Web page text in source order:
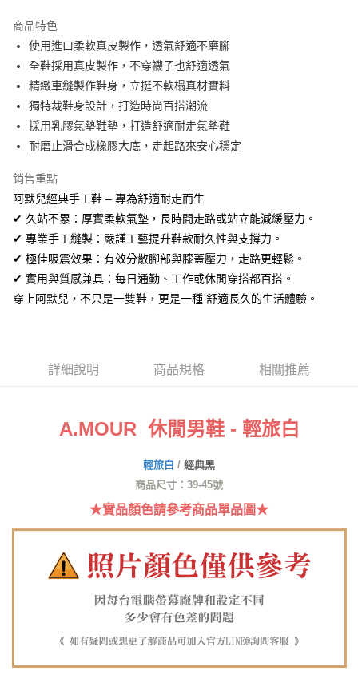
合作金庫商業銀行
華南商業銀行
彰化商業銀行
上海商業儲蓄銀行
台北富邦商業銀行
國泰世華商業銀行
兆豐國際商業銀行
臺灣中小企業銀行
台中商業銀行
匯豐（台灣）商業銀行
華泰商業銀行
聯邦商業銀行
遠東國際商業銀行
元大商業銀行
永豐商業銀行
台新國際商業銀行
台灣樂天信用卡公司
超商取貨付款
LINE Pay
Apple Pay
街口支付
Google Pay
全盈+PAY
AFTEE先享後付
相關說明
【關於「AFTEE先享後付」】
AFTEE先享後付是「在收到商品之後才付款」的支付方式。 讓您購物簡單
２．訂單成立數日內，您將收到繳費通知簡訊。
ATM／網路銀行／等多元方式進行付款，方視為交易完成。
※ 請注意：結帳手續完成當下不需立刻繳費，但若您需要取消訂單，請聯絡
購買商品的店家。未經商家同意取消之訂單仍視為有效，需透過AFTEE先享
※ 交易是否成功請以「AFTEE先享後付 」之結帳頁面顯示為準，若有關於
是否繳費成功／繳費後需取消欲退款等相關疑問，請聯繫「AFTEE先享後付
【注意事項】
易，需依本服務之必要範圍內提供個人資料，並將交易相關給付款項請求債
權轉讓予恩沛科技股份有限公司。
https://aftee.tw/terms/#terms3
ATM付款
全家取貨付款
每筆NT$60，滿NT$1,380(含以上)免運費
每筆NT$60，滿NT$1,380(含以上)免運費
每筆NT$125，滿NT$1,380(含以上)免運費
海外宅配（貨到付運費） 查看運費
商品特色
使用進口柔軟真皮製作，透氣舒適不磨腳
全鞋採用真皮製作，不穿襪子也舒適透氣
精緻車縫製作鞋身，立挺不軟榻真材實料
獨特裁鞋身設計，打造時尚百搭潮流
採用乳膠氣墊鞋墊，打造舒適耐走氣墊鞋
耐磨止滑合成橡膠大底，走起路來安心穩定
銷售重點
阿默兒經典手工鞋 – 專為舒適耐走而生
✔ 久站不累：厚實柔軟氣墊，長時間走路或站立能減緩壓力。
✔ 專業手工縫製：嚴謹工藝提升鞋款耐久性與支撐力。
✔ 極佳吸震效果：有效分散腳部與膝蓋壓力，走路更輕鬆。
✔ 實用與質感兼具：每日通勤、工作或休閒穿搭都百搭。
穿上阿默兒，不只是一雙鞋，更是一種 舒適長久的生活體驗。
詳細說明 商品規格 相關推薦
A.MOUR 休閒男鞋 - 輕旅白
輕旅白 / 經典黑
商品尺寸：39-45號
★實品顏色請參考商品單品圖★